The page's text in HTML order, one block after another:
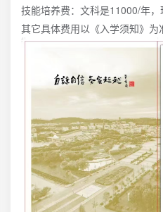
技能培养费：文科是11000/年
其它具体费用以《入学须知》为